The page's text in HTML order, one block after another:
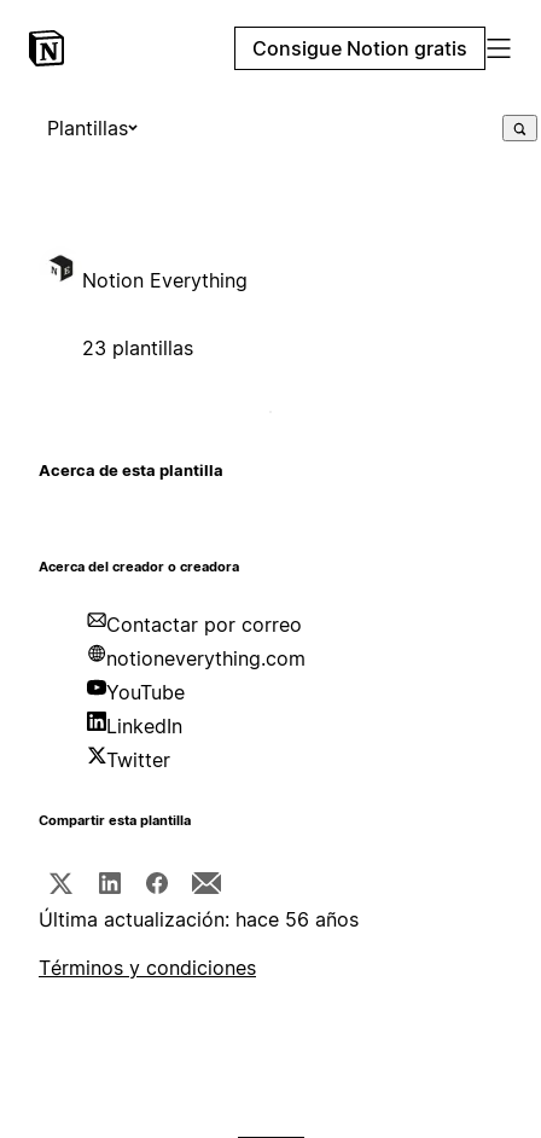
Consigue Notion gratis
Plantillas
Notion Everything
23 plantillas
Acerca de esta plantilla
Acerca del creador o creadora
Contactar por correo
notioneverything.com
YouTube
LinkedIn
Twitter
Compartir esta plantilla
Última actualización: hace 56 años
Términos y condiciones